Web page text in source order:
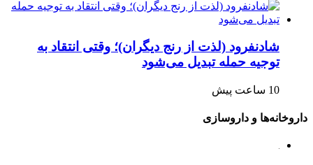
شادنفرود (لذت از رنج دیگران)؛ وقتی انتقاد به
توجیه حمله تبدیل می‌شود
10 ساعت پیش
داروخانه‌ها و داروسازی